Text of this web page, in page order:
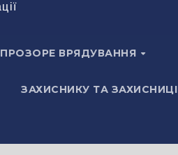
ПРОЗОРЕ ВРЯДУВАННЯ
ЗАХИСНИКУ ТА ЗАХИСНИЦІ